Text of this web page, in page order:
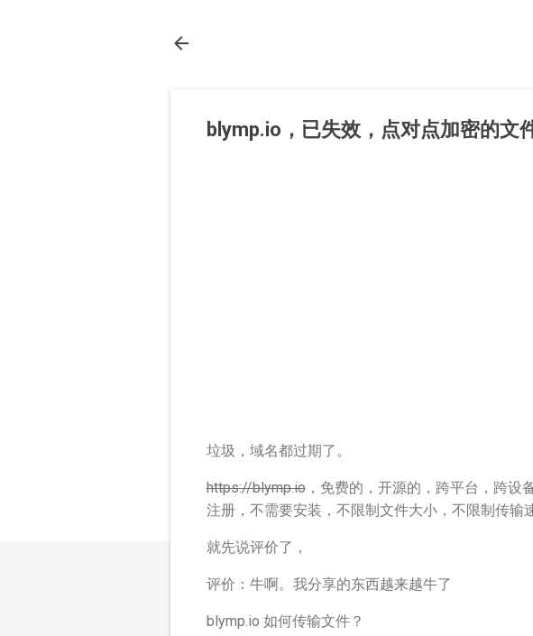
blymp.io，已失效，点对点加密的文
垃圾，域名都过期了。
https://blymp.io，免费的，开源的，跨平台，跨设
注册，不需要安装，不限制文件大小，不限制传输
就先说评价了，
评价：牛啊。我分享的东西越来越牛了
blymp.io 如何传输文件？